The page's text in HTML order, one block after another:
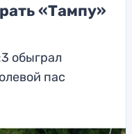
«Тампу»
обыграл
пас